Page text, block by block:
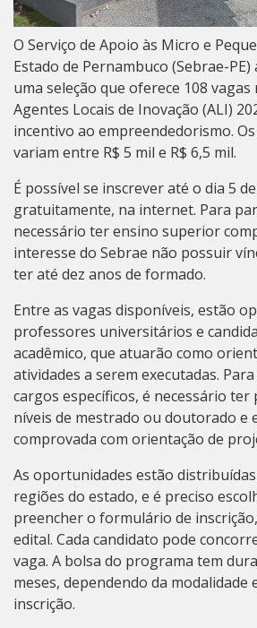
O Serviço de Apoio às Micro e
Estado de Pernambuco (Sebrae-
uma seleção que oferece 108
Agentes Locais de Inovação (ALI)
incentivo ao empreendedorismo.
variam entre R$ 5 mil e R$ 6,5 mil.
É possível se inscrever até o dia 5
gratuitamente, na internet. Para
necessário ter ensino superior
interesse do Sebrae não possuir
ter até dez anos de formado.
Entre as vagas disponíveis, estão
professores universitários e
acadêmico, que atuarão como
atividades a serem executadas.
cargos específicos, é necessário
níveis de mestrado ou doutorado e
comprovada com orientação de
As oportunidades estão
regiões do estado, e é preciso
preencher o formulário de inscrição,
edital. Cada candidato pode
vaga. A bolsa do programa tem
meses, dependendo da modalidade
inscrição.